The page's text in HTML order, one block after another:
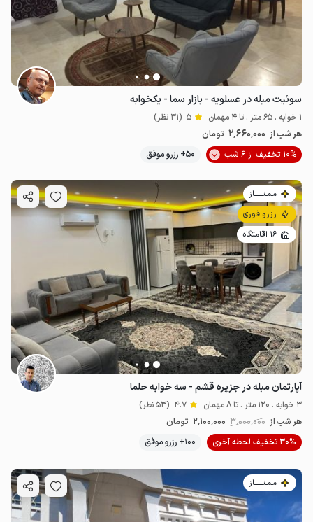
سوئیت مبله در عسلویه - بازار سما - یکخوابه
1 خوابه . 65 متر . تا 4 مهمان 5 (31 نظر)
هر شب از 2٬660٬000 تومان
10% تخفیف از 6 شب
50+ رزرو موفق
مـمـتــــــاز
رزرو فوری
16 اقامتگاه
آپارتمان مبله در جزیره قشم - سه خوابه حلما
3 خوابه . 120 متر . تا 8 مهمان 4.7 (53 نظر)
هر شب از 3٬000٬000 2٬100٬000 تومان
30% تخفیف لحظه آخری
100+ رزرو موفق
مـمـتــــــاز